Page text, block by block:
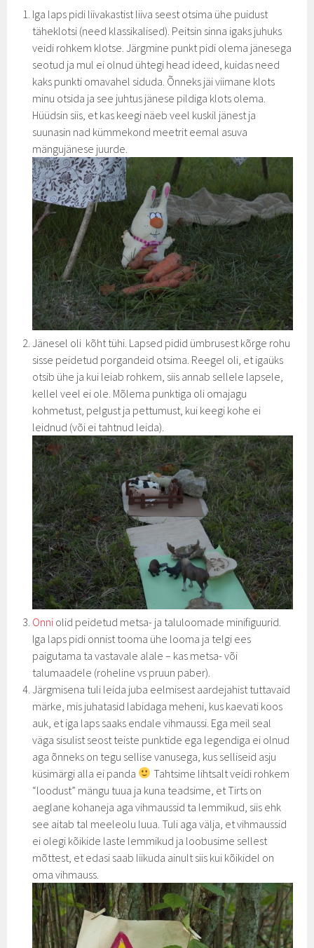
Iga laps pidi liivakastist liiva seest otsima ühe puidust
täheklotsi (need klassikalised). Peitsin sinna igaks juhuks
veidi rohkem klotse. Järgmine punkt pidi olema jänesega
seotud ja mul ei olnud ühtegi head ideed, kuidas need
kaks punkti omavahel siduda. Õnneks jäi viimane klots
minu otsida ja see juhtus jänese pildiga klots olema.
Hüüdsin siis, et kas keegi näeb veel kuskil jänest ja
suunasin nad kümmekond meetrit eemal asuva
mängujänese juurde.
Jänesel oli kõht tühi. Lapsed pidid ümbrusest kõrge rohu
sisse peidetud porgandeid otsima. Reegel oli, et igaüks
otsib ühe ja kui leiab rohkem, siis annab sellele lapsele,
kellel veel ei ole. Mõlema punktiga oli omajagu
kohmetust, pelgust ja pettumust, kui keegi kohe ei
leidnud (või ei tahtnud leida).
Onni olid peidetud metsa- ja taluloomade minifiguurid.
Iga laps pidi onnist tooma ühe looma ja telgi ees
paigutama ta vastavale alale – kas metsa- või
talumaadele (roheline vs pruun paber).
Järgmisena tuli leida juba eelmisest aardejahist tuttavaid
märke, mis juhatasid labidaga meheni, kus kaevati koos
auk, et iga laps saaks endale vihmaussi. Ega meil seal
väga sisulist seost teiste punktide ega legendiga ei olnud
aga õnneks on tegu sellise vanusega, kus selliseid asju
küsimärgi alla ei panda
Tahtsime lihtsalt veidi rohkem
“loodust” mängu tuua ja kuna teadsime, et Tirts on
aeglane kohaneja aga vihmaussid ta lemmikud, siis ehk
see aitab tal meeleolu luua. Tuli aga välja, et vihmaussid
ei olegi kõikide laste lemmikud ja loobusime sellest
mõttest, et edasi saab liikuda ainult siis kui kõikidel on
oma vihmauss.